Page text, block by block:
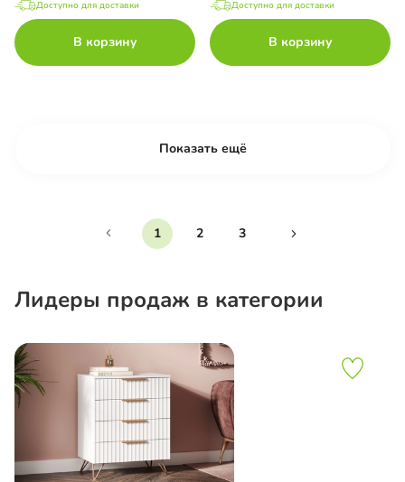
Доступно для доставки
В корзину
Доступно для доставки
В корзину
Показать ещё
1 2 3
Лидеры продаж в категории